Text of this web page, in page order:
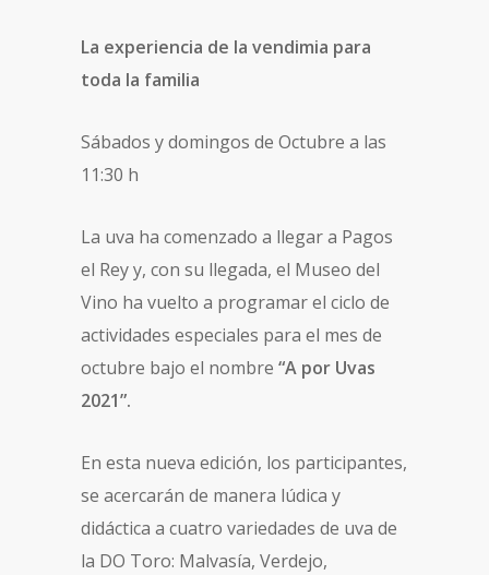
La experiencia de la vendimia para
toda la familia
Sábados y domingos de Octubre a las
11:30 h
La uva ha comenzado a llegar a Pagos
el Rey y, con su llegada, el Museo del
Vino ha vuelto a programar el ciclo de
actividades especiales para el mes de
octubre bajo el nombre “A por Uvas
2021”.
En esta nueva edición, los participantes,
se acercarán de manera lúdica y
didáctica a cuatro variedades de uva de
la DO Toro: Malvasía, Verdejo,